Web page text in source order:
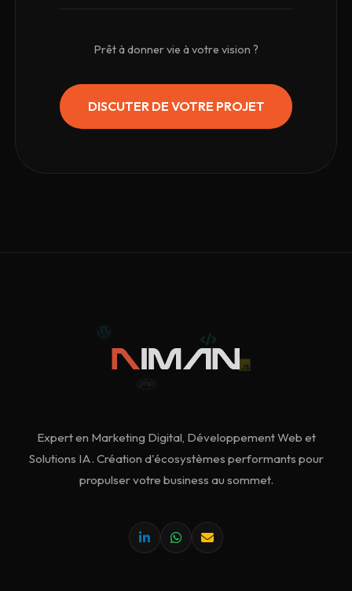
Prêt à donner vie à votre vision ?
DISCUTER DE VOTRE PROJET
Expert en Marketing Digital, Développement Web et
Solutions IA. Création d'écosystèmes performants pour
propulser votre business au sommet.